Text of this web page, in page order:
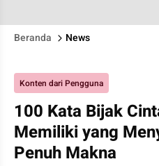
Beranda News
Konten dari Pengguna
100 Kata Bijak
Memiliki yang
Penuh Makna